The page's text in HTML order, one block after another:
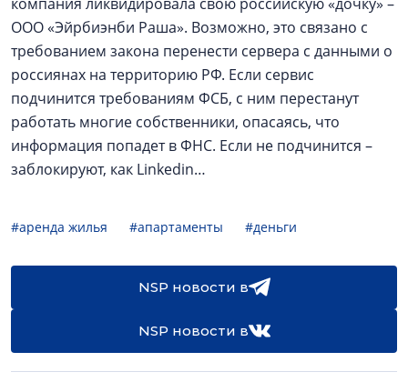
ООО «Эйрбиэнби Раша». Возможно, это связано с
требованием закона перенести сервера с данными о
россиянах на территорию РФ. Если сервис
подчинится требованиям ФСБ, с ним перестанут
работать многие собственники, опасаясь, что
информация попадет в ФНС. Если не подчинится –
заблокируют, как Linkedin…
#аренда жилья #апартаменты #деньги
NSP новости в
NSP новости в